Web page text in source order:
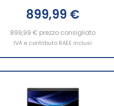
899,99 €
899,99 € prezzo consigliato
IVA e contributo RAEE inclusi